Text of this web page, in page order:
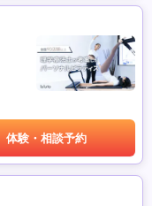
体験・相談予約